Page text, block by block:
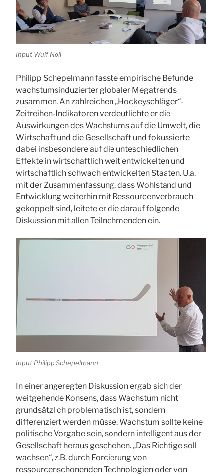
Input Wulf Noll
Philipp Schepelmann fasste empirische Befunde
wachstumsinduzierter globaler Megatrends
zusammen. An zahlreichen „Hockeyschläger“-
Zeitreihen-Indikatoren verdeutlichte er die
Auswirkungen des Wachstums auf die Umwelt, die
Wirtschaft und die Gesellschaft und fokussierte
dabei insbesondere auf die unteschiedlichen
Effekte in wirtschaftlich weit entwickelten und
wirtschaftlich schwach entwickelten Staaten. U.a.
mit der Zusammenfassung, dass Wohlstand und
Entwicklung weiterhin mit Ressourcenverbrauch
gekoppelt sind, leitete er die darauf folgende
Diskussion mit allen Teilnehmenden ein.
Input Philipp Schepelmann
In einer angeregten Diskussion ergab sich der
weitgehende Konsens, dass Wachstum nicht
grundsätzlich problematisch ist, sondern
differenziert werden müsse. Wachstum sollte keine
politische Vorgabe sein, sondern intelligent aus der
Gesellschaft heraus geschehen. „Das Richtige soll
wachsen“, z.B. durch Forcierung von
ressourcenschonenden Technologien oder von